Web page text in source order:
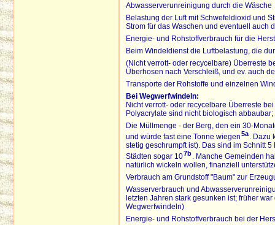
Abwasserverunreinigung durch die Wäsche
Belastung der Luft mit Schwefeldioxid und
Strom für das Waschen und eventuell auch
Energie- und Rohstoffverbrauch für die
Beim Windeldienst die Luftbelastung, die
(Nicht verrott- oder recycelbare) Überreste
Überhosen nach Verschleiß, und ev. auch
Transporte der Rohstoffe und einzelnen
Bei Wegwerfwindeln:
Nicht verrott- oder recycelbare Überreste
Polyacrylate sind nicht biologisch
Die Müllmenge - der Berg, den ein 30-
und würde fast eine Tonne wiegen5a
.
stetig geschrumpft ist). Das sind im Schnitt
Städten sogar 107b
. Manche Gemeinden
natürlich wickeln wollen, finanziell
Verbrauch am Grundstoff "Baum" zur
Wasserverbrauch und
letzten Jahren stark gesunken ist; früher
Wegwerfwindeln)
Energie- und Rohstoffverbrauch bei der